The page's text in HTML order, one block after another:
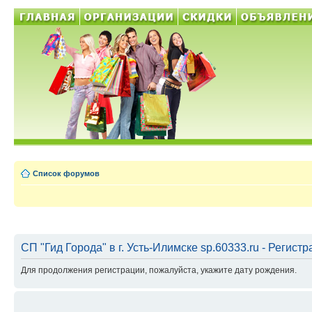
Список форумов
СП "Гид Города" в г. Усть-Илимске sp.60333.ru -
Для продолжения регистрации, пожалуйста, укажите дату рождения.